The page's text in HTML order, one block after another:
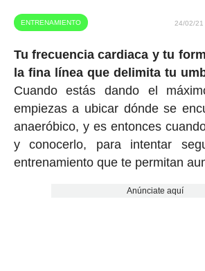
ENTRENAMIENTO 24/02/21
Tu frecuencia cardiaca y tu
la fina línea que delimita tu
Cuando estás dando el
empiezas a ubicar dónde se
anaeróbico, y es entonces
y conocerlo, para intentar
entrenamiento que te permitan
Anúnciate aquí